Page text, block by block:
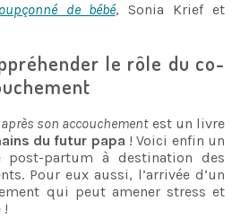
de bébé, Sonia Krief et
le rôle du co-
son accouchementest un livre
du futur papa ! Voici enfin un
partum à destination des
Pour eux aussi, l’arrivée d’un
qui peut amener stress et
!